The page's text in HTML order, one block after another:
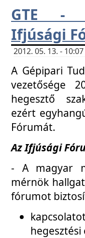
GTE -
Ifjúsági
2012. 05. 13. -
A Gépipari
vezetősége
hegesztő
ezért
Fórumát.
Az Ifjúsági
- A magyar
mérnök
fórumot